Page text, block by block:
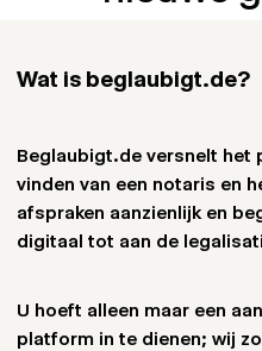
Wat is beglaubigt.de?
Beglaubigt.de versnelt het
vinden van een notaris en
afspraken aanzienlijk en
digitaal tot aan de
U hoeft alleen maar een
platform in te dienen; wij